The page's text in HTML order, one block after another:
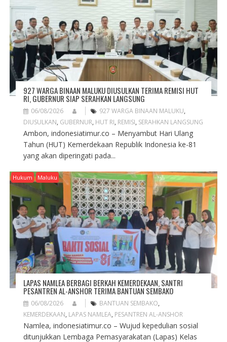
927 WARGA BINAAN MALUKU DIUSULKAN TERIMA REMISI HUT
RI, GUBERNUR SIAP SERAHKAN LANGSUNG
06/08/2026 927 WARGA BINAAN MALUKU,
DIUSULKAN, GUBERNUR, HUT RI, REMISI, SERAHKAN LANGSUNG
Ambon, indonesiatimur.co – Menyambut Hari Ulang
Tahun (HUT) Kemerdekaan Republik Indonesia ke-81
yang akan diperingati pada...
Hukum Maluku
LAPAS NAMLEA BERBAGI BERKAH KEMERDEKAAN, SANTRI
PESANTREN AL-ANSHOR TERIMA BANTUAN SEMBAKO
06/08/2026 BANTUAN SEMBAKO,
KEMERDEKAAN, LAPAS NAMLEA, PESANTREN AL-ANSHOR
Namlea, indonesiatimur.co – Wujud kepedulian sosial
ditunjukkan Lembaga Pemasyarakatan (Lapas) Kelas